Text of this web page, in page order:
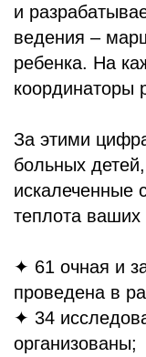
и
ведения –
ребенка. На
координаторы
За этими
больных
искалеченные
теплота ваших
✦ 61 очная и
проведена в
✦ 34
организованы;